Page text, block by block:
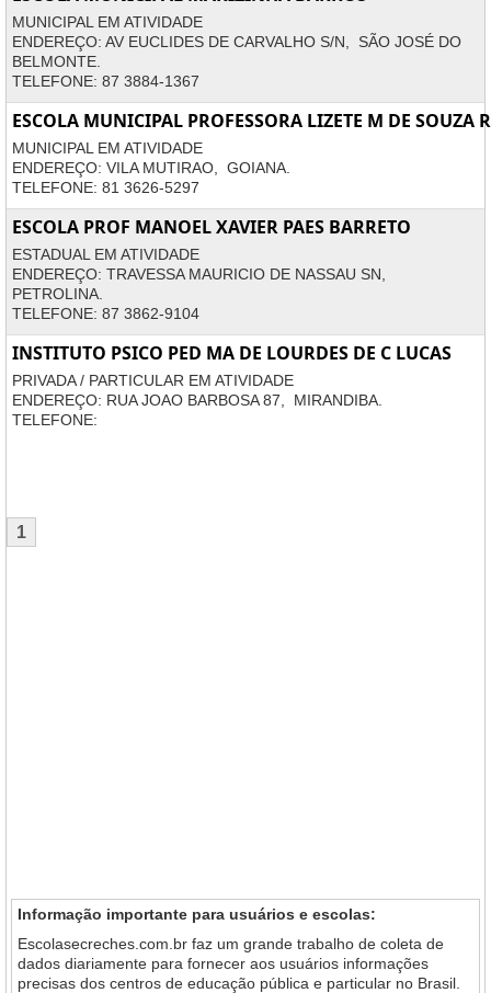
MUNICIPAL EM ATIVIDADE
ENDEREÇO: AV EUCLIDES DE CARVALHO S/N, SÃO JOSÉ DO
BELMONTE.
TELEFONE: 87 3884-1367
ESCOLA MUNICIPAL PROFESSORA LIZETE M DE SOUZA
MUNICIPAL EM ATIVIDADE
ENDEREÇO: VILA MUTIRAO, GOIANA.
TELEFONE: 81 3626-5297
ESCOLA PROF MANOEL XAVIER PAES BARRETO
ESTADUAL EM ATIVIDADE
ENDEREÇO: TRAVESSA MAURICIO DE NASSAU SN,
PETROLINA.
TELEFONE: 87 3862-9104
INSTITUTO PSICO PED MA DE LOURDES DE C LUCAS
PRIVADA / PARTICULAR EM ATIVIDADE
ENDEREÇO: RUA JOAO BARBOSA 87, MIRANDIBA.
TELEFONE:
1
Informação importante para usuários e escolas:
Escolasecreches.com.br faz um grande trabalho de coleta de
dados diariamente para fornecer aos usuários informações
precisas dos centros de educação pública e particular no Brasil.